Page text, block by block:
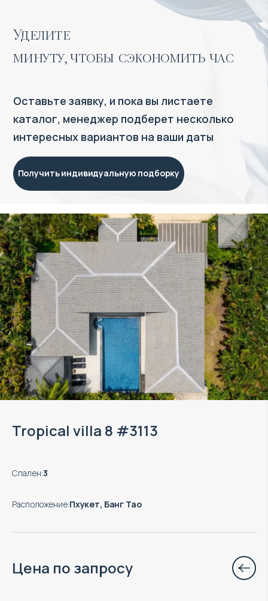
Tropical villa 8 #3113
Спален:3
Расположение:Пхукет, Банг Тао
Цена по запросу
Уделите
минуту, чтобы сэкономить час
Оставьте заявку, и пока вы листаете
каталог, менеджер подберет несколько
интересных вариантов на ваши даты
Получить индивидуальную подборку